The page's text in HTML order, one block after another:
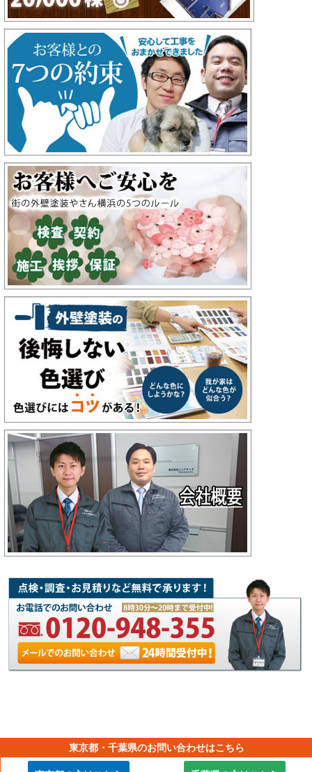
東京都・千葉県のお問い合わせはこちら